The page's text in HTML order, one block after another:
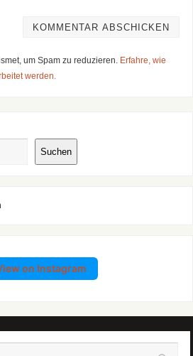
um Spam zu reduzieren.
Erfahre, wie
werden.
Suchen
on Instagram